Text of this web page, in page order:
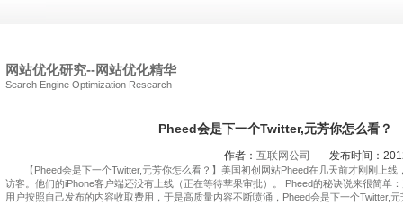
网站优化研究--网站优化精华
Search Engine Optimization Research
Pheed会是下一个Twitter,元芳你怎么看？
作者： 互联网公司 发布时间：
【Pheed会是下一个Twitter,元芳你怎么看？】美国初创网站Pheed在几天前才刚刚上线
访客。他们的iPhone客户端还没有上线（正在等待苹果审批）。 Pheed的秘诀说来很简单
用户按照自己发布的内容收取费用，于是高质量内容不断喷涌，Pheed会是下一个Twitter,